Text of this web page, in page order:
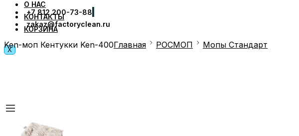
О НАС
КОНТАКТЫ
КОРЗИНА
X
+7 812 200-73-88
zakaz@factoryclean.ru
Ken-моп Кентукки Ken-400Главная РОСМОП Мопы Стандарт